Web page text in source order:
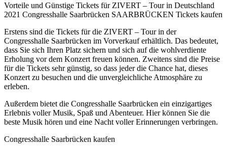
Vorteile und Günstige Tickets für ZIVERT – Tour in Deutschland
2021 Congresshalle Saarbrücken SAARBRÜCKEN Tickets kaufen
Erstens sind die Tickets für die ZIVERT – Tour in der
Congresshalle Saarbrücken im Vorverkauf erhältlich. Das bedeutet,
dass Sie sich Ihren Platz sichern und sich auf die wohlverdiente
Erholung vor dem Konzert freuen können. Zweitens sind die Preise
für die Tickets sehr günstig, so dass jeder die Chance hat, dieses
Konzert zu besuchen und die unvergleichliche Atmosphäre zu
erleben.
Außerdem bietet die Congresshalle Saarbrücken ein einzigartiges
Erlebnis voller Musik, Spaß und Abenteuer. Hier können Sie die
beste Musik hören und eine Nacht voller Erinnerungen verbringen.
Congresshalle Saarbrücken kaufen